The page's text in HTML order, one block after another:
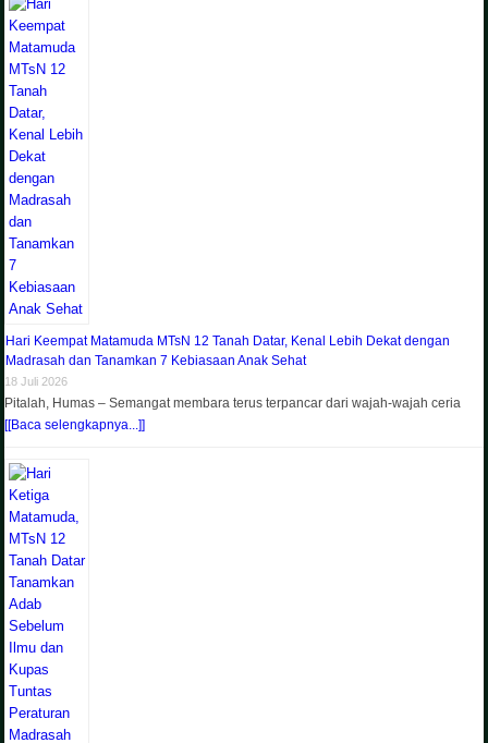
Hari Keempat Matamuda MTsN 12 Tanah Datar, Kenal Lebih Dekat dengan
Madrasah dan Tanamkan 7 Kebiasaan Anak Sehat
18 Juli 2026
Pitalah, Humas – Semangat membara terus terpancar dari wajah-wajah ceria
[[Baca selengkapnya...]]